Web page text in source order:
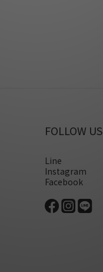
FOLLOW US
Line
Instagram
Facebook